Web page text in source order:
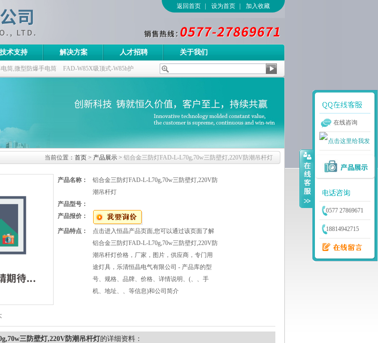
返回首页 设为首页 加入收藏
技术支持 解决方案 人才招聘 关于我们
筒,微型防爆手电筒 FAD-W85X吸顶式-W85h护
当前位置： 首页 > 产品展示 > 铝合金三防灯FAD-L-L70g,70w三防壁灯,220V防潮吊杆灯
产品名称：
铝合金三防灯FAD-L-L70g,70w三防壁灯,220V防
潮吊杆灯
产品型号：
产品报价：
产品特点：
点击进入恒晶产品页面,您可以通过该页面了解
铝合金三防灯FAD-L-L70g,70w三防壁灯,220V防
潮吊杆灯价格，厂家，图片，供应商，专门用
途灯具，乐清恒晶电气有限公司 - 产品库的型
号、规格、品牌、价格、详情说明、(、、手
机、地址、、等信息)和公司简介
三防壁灯,220V防潮吊杆灯的详细资料：
在线咨询
0577 27869671
18814942715